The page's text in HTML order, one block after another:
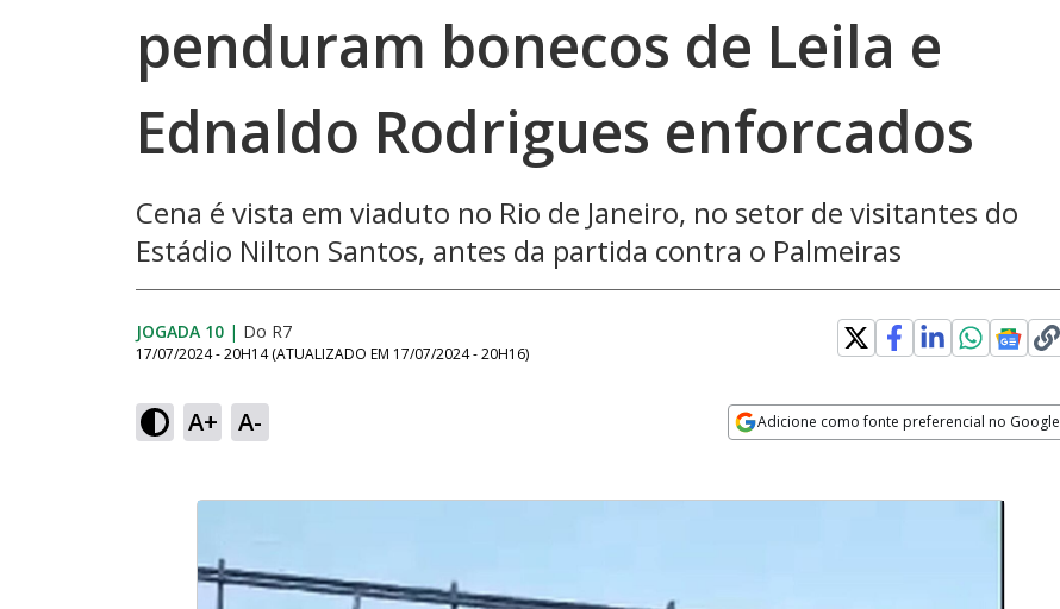
penduram bonecos de Leila e
Ednaldo Rodrigues enforcados
Cena é vista em viaduto no Rio de Janeiro, no setor de visitantes do
Estádio Nilton Santos, antes da partida contra o Palmeiras
JOGADA 10 | Do R7
17/07/2024 - 20H14 (ATUALIZADO EM 17/07/2024 - 20H16)
A+ A- Adicione como fonte preferencial no Google